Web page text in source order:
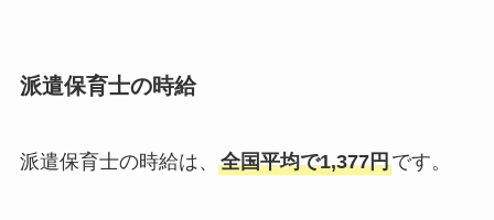
派遣保育士の時給
派遣保育士の時給は、 全国平均で1,377円です。